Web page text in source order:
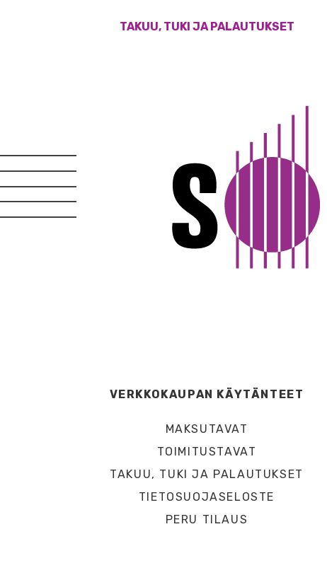
TAKUU, TUKI JA PALAUTUKSET
VERKKOKAUPAN KÄYTÄNTEET
MAKSUTAVAT
TOIMITUSTAVAT
TAKUU, TUKI JA PALAUTUKSET
TIETOSUOJASELOSTE
PERU TILAUS